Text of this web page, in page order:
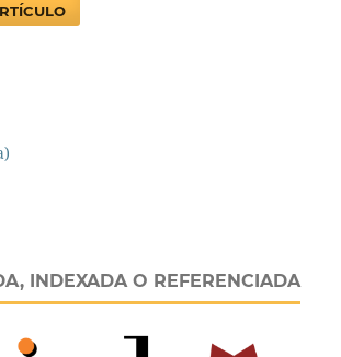
INDEXADA O REFERENCIADA